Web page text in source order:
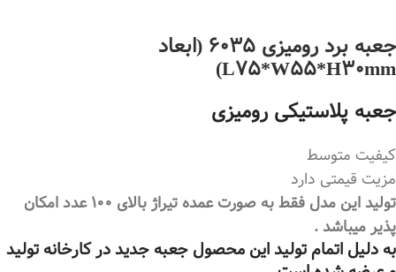
جعبه برد رومیزی 6035 (ابعاد
L75*W55*H30mm)
جعبه پلاستیکی رومیزی
کیفیت متوسط
مزیت قیمتی دارد
تولید این مدل فقط به صورت عمده تیراژ بالای 100 عدد امکان
پذیر میباشد .
به دلیل اتمام تولید این محصول جعبه جدید در کارخانه تولید